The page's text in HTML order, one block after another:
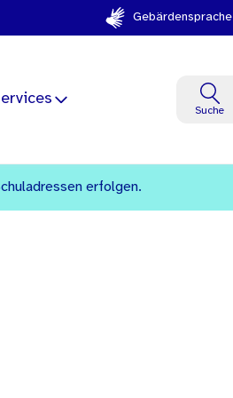
Gebärdensprache
Suche
erfolgen.